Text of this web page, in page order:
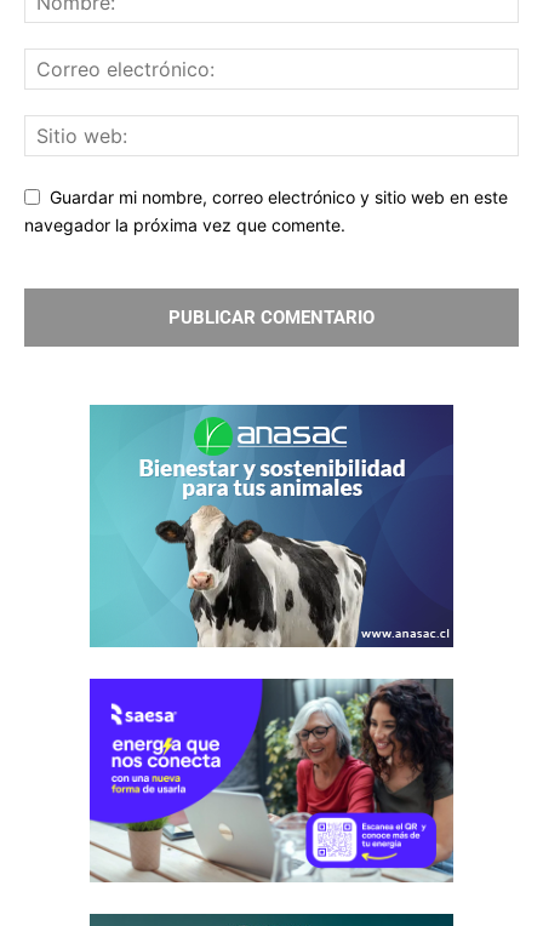
Guardar mi nombre, correo electrónico y sitio web en este
navegador la próxima vez que comente.